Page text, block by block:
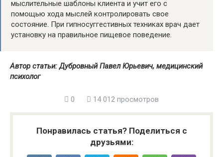
мыслительные шаблоны клиента и учит его с
помощью хода мыслей контролировать свое
состояние. При гипносуггестивных техниках врач дает
установку на правильное пищевое поведение.
Автор статьи: Дубровный Павел Юрьевич, медицинский
психолог
0 14 012 просмотров
Понравилась статья? Поделиться с
друзьями: